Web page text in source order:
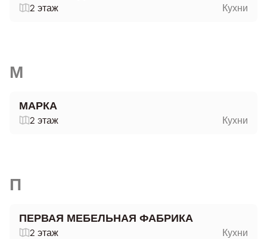
2 этаж Кухни
М
МАРКА
2 этаж Кухни
П
ПЕРВАЯ МЕБЕЛЬНАЯ ФАБРИКА
2 этаж Кухни